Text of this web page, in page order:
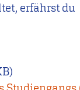
erfährst du